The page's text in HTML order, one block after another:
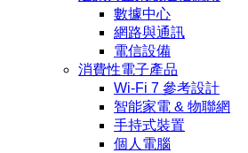
數據中心
網路與通訊
電信設備
消費性電子產品
Wi-Fi 7 參考設計
智能家電 & 物聯網
手持式裝置
個人電腦